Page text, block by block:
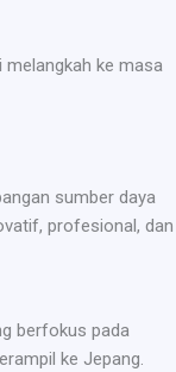
melangkah ke masa
sumber daya
profesional, dan
berfokus pada
ke Jepang.